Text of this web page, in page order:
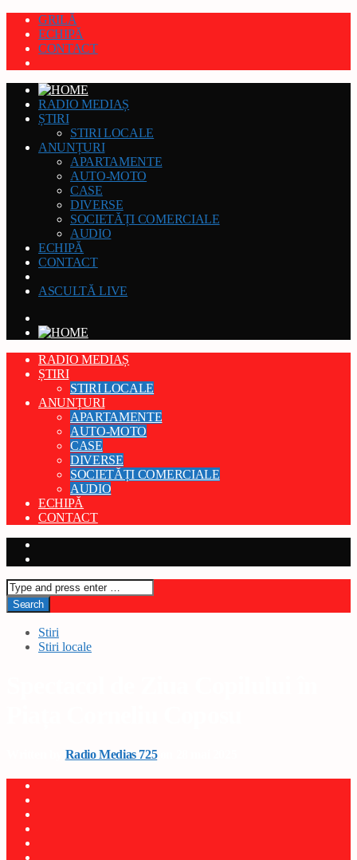
GRILĂ
ECHIPĂ
CONTACT
RADIO MEDIAȘ
ȘTIRI
STIRI LOCALE
ANUNȚURI
APARTAMENTE
AUTO-MOTO
CASE
DIVERSE
SOCIETĂȚI COMERCIALE
AUDIO
ECHIPĂ
CONTACT
ASCULTĂ LIVE
RADIO MEDIAȘ
ȘTIRI
STIRI LOCALE
ANUNȚURI
APARTAMENTE
AUTO-MOTO
CASE
DIVERSE
SOCIETĂȚI COMERCIALE
AUDIO
ECHIPĂ
CONTACT
Stiri
Stiri locale
Radio Medias 725on 28 mai 2025